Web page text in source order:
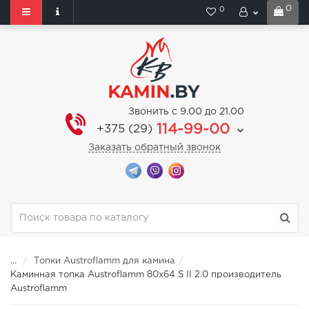
0
0
Звонить с 9.00 до 21.00
+375 (29) 114-99-00
Заказать обратный звонок
...
Топки Austroflamm для камина
Каминная топка Austroflamm 80x64 S II 2.0 производитель
Austroflamm